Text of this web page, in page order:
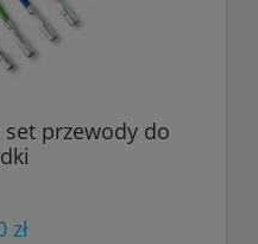
przewody do
zł